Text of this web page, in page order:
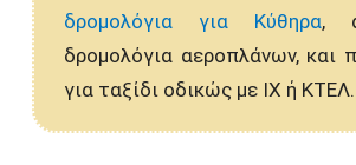
δρομολόγια για Κύθηρα,
δρομολόγια αεροπλάνων, και
για ταξίδι οδικώς με ΙΧ ή ΚΤΕΛ.